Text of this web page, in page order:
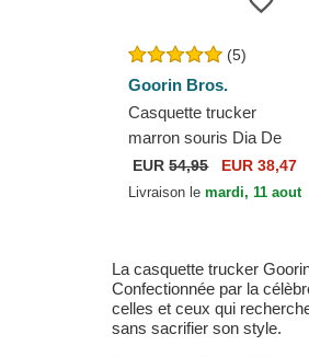
(5)
Goorin Bros.
Casquette trucker
marron souris Dia De
Speedy Dia De Los
Muertos The Farm
EUR54,95 EUR 38,47
Livraison lemardi, 11 aout
La casquette trucker
Confectionnée par la
celles et ceux qui
sans sacrifier son style.